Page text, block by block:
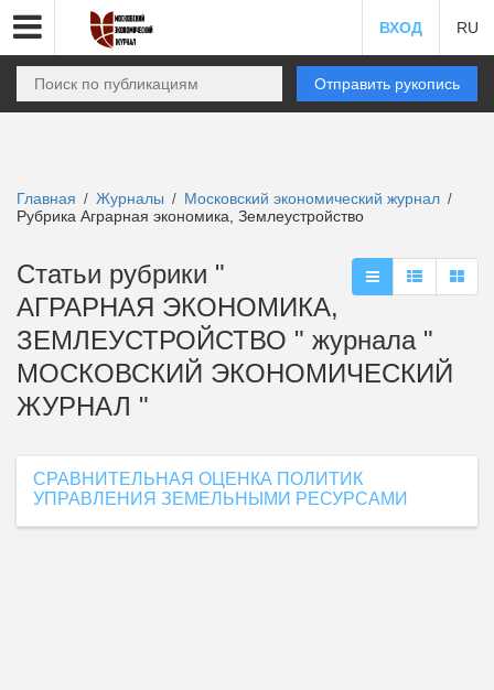
ВХОД RU
Отправить рукопись
Главная / Журналы / Московский экономический журнал /
Рубрика Аграрная экономика, Землеустройство
Статьи рубрики "
АГРАРНАЯ ЭКОНОМИКА,
ЗЕМЛЕУСТРОЙСТВО " журнала "
МОСКОВСКИЙ ЭКОНОМИЧЕСКИЙ
ЖУРНАЛ "
СРАВНИТЕЛЬНАЯ ОЦЕНКА ПОЛИТИК
УПРАВЛЕНИЯ ЗЕМЕЛЬНЫМИ РЕСУРСАМИ